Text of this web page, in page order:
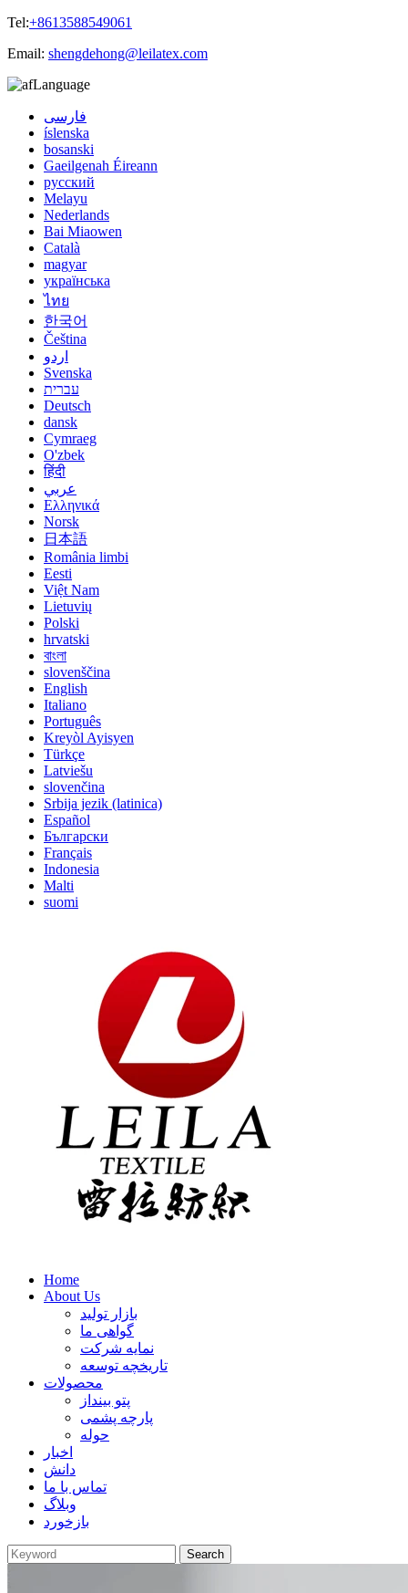
Tel:+8613588549061
Email: shengdehong@leilatex.com
Language
فارسی
íslenska
bosanski
Gaeilgenah Éireann
русский
Melayu
Nederlands
Bai Miaowen
Català
magyar
українська
ไทย
한국어
Čeština
اردو
Svenska
עברית
Deutsch
dansk
Cymraeg
O'zbek
हिंदी
عربي
Ελληνικά
Norsk
日本語
România limbi
Eesti
Việt Nam
Lietuvių
Polski
hrvatski
বাংলা
slovenščina
English
Italiano
Português
Kreyòl Ayisyen
Türkçe
Latviešu
slovenčina
Srbija jezik (latinica)
Español
Български
Français
Indonesia
Malti
suomi
Home
About Us
بازار تولید
گواهی ما
نمایه شرکت
تاریخچه توسعه
محصولات
پتو بینداز
پارچه پشمی
حوله
اخبار
دانش
تماس با ما
وبلاگ
بازخورد